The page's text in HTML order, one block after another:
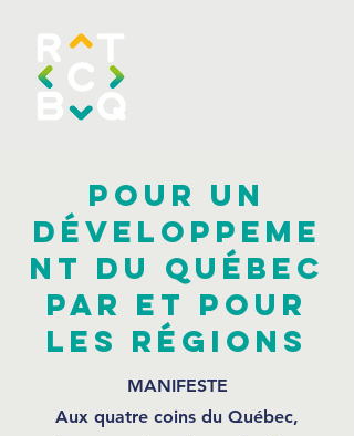
POUR UN
DÉVELOPPEME
NT DU QUÉBEC
PAR ET POUR
LES RÉGIONS
MANIFESTE
Aux quatre coins du Québec,